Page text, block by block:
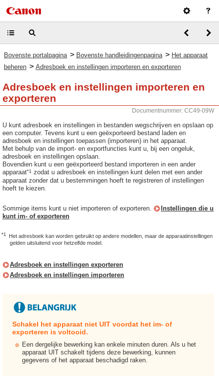
Bovenste portalpagina > Bovenste handleidingenpagina > Het apparaat
beheren > Adresboek en instellingen importeren en exporteren
Adresboek en instellingen importeren en
exporteren
Documentnummer: CC49-09W
U kunt adresboek en instellingen in bestanden wegschrijven en opslaan op
een computer. Tevens kunt u een geëxporteerd bestand laden en
adresboek en instellingen toepassen (importeren) in het apparaat.
Met behulp van de import- en exportfuncties kunt u, bij een ongeluk,
adresboek en instellingen opslaan.
Bovendien kunt u een geëxporteerd bestand importeren in een ander
apparaat*1 zodat u adresboek en instellingen kunt delen met een ander
apparaat zonder dat u bestemmingen hoeft te registreren of instellingen
hoeft te kiezen.
Sommige items kunt u niet importeren of exporteren.
Instellingen die u
kunt im- of exporteren
*1
Het adresboek kan worden gebruikt op andere modellen, maar de apparaatinstellingen
gelden uitsluitend voor hetzelfde model.
Adresboek en instellingen exporteren
Adresboek en instellingen importeren
Schakel het apparaat niet UIT voordat het im- of
exporteren is voltooid.
Een dergelijke bewerking kan enkele minuten duren. Als u het
apparaat UIT schakelt tijdens deze bewerking, kunnen
gegevens of het apparaat beschadigd raken.